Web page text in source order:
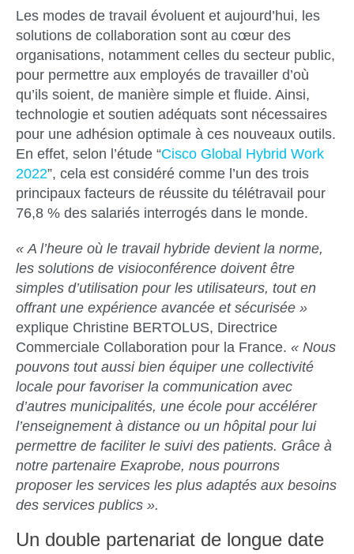
Les modes de travail évoluent et aujourd’hui, les
solutions de collaboration sont au cœur des
organisations, notamment celles du secteur public,
pour permettre aux employés de travailler d’où
qu’ils soient, de manière simple et fluide. Ainsi,
technologie et soutien adéquats sont nécessaires
pour une adhésion optimale à ces nouveaux outils.
En effet, selon l’étude “Cisco Global Hybrid Work
2022”, cela est considéré comme l’un des trois
principaux facteurs de réussite du télétravail pour
76,8 % des salariés interrogés dans le monde.
« A l’heure où le travail hybride devient la norme,
les solutions de visioconférence doivent être
simples d’utilisation pour les utilisateurs, tout en
offrant une expérience avancée et sécurisée »
explique Christine BERTOLUS, Directrice
Commerciale Collaboration pour la France. « Nous
pouvons tout aussi bien équiper une collectivité
locale pour favoriser la communication avec
d’autres municipalités, une école pour accélérer
l’enseignement à distance ou un hôpital pour lui
permettre de faciliter le suivi des patients. Grâce à
notre partenaire Exaprobe, nous pourrons
proposer les services les plus adaptés aux besoins
des services publics ».
Un double partenariat de longue date